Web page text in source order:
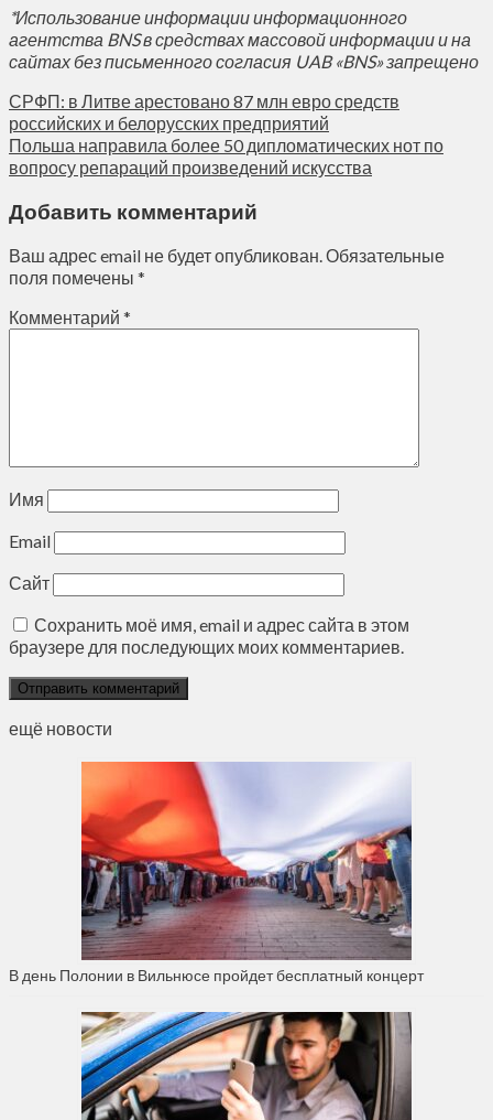
*Использование информации информационного
агентства BNS в средствах массовой информации и на
сайтах без письменного согласия UAB «BNS» запрещено
СРФП: в Литве арестовано 87 млн евро средств
российских и белорусских предприятий
Польша направила более 50 дипломатических нот по
вопросу репараций произведений искусства
Добавить комментарий
Ваш адрес email не будет опубликован.Обязательные
поля помечены *
Комментарий *
Имя
Email
Сайт
Сохранить моё имя, email и адрес сайта в этом
браузере для последующих моих комментариев.
ещё новости
В день Полонии в Вильнюсе пройдет бесплатный концерт